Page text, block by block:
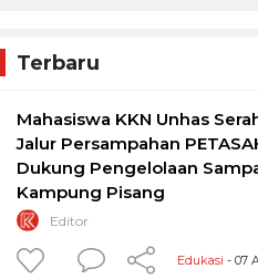
Terbaru
Mahasiswa KKN Unhas
Jalur Persampahan
Dukung Pengelolaan
Kampung Pisang
Editor
Edukasi - 07